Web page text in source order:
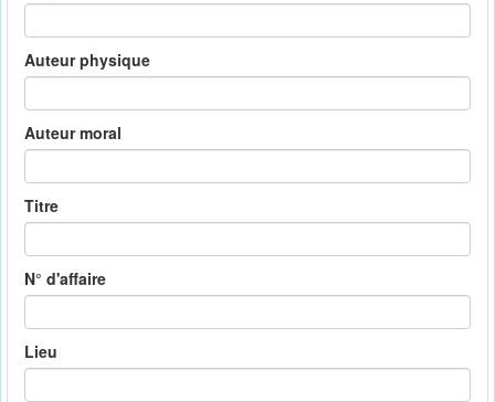
Auteur physique
Auteur moral
Titre
N° d'affaire
Lieu